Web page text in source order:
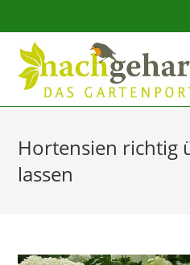
Sidebar-
Inhalt
Hortensien richtig
lassen